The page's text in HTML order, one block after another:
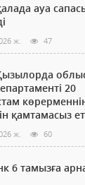
ауа
ж. 47
20
қамтамасыз
ж. 60
6 тамызға